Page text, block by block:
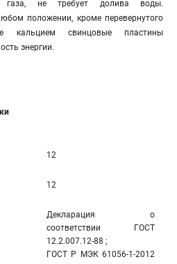
газа, не требует долива воды.
положении, кроме перевернутого
кальцием свинцовые пластины
энергии.
12
12
Декларация о
соответствии ГОСТ
12.2.007.12-88 ;
ГОСТ Р МЭК 61056-1-2012